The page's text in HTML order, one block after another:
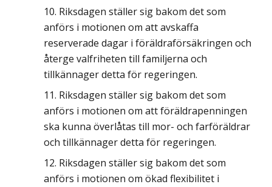
Riksdagen ställer sig bakom det som
anförs i motionen om att avskaffa
reserverade dagar i föräldraförsäkringen och
återge valfriheten till familjerna och
tillkännager detta för regeringen.
Riksdagen ställer sig bakom det som
anförs i motionen om att föräldrapenningen
ska kunna överlåtas till mor- och farföräldrar
och tillkännager detta för regeringen.
Riksdagen ställer sig bakom det som
anförs i motionen om ökad flexibilitet i